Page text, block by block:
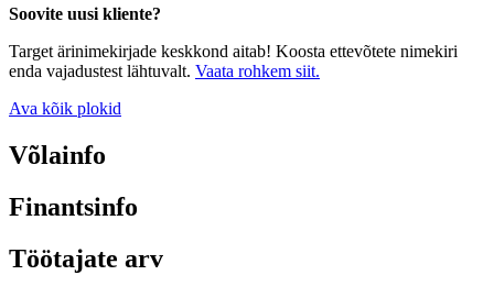
Soovite uusi kliente?
Target ärinimekirjade keskkond aitab! Koosta ettevõtete nimekiri
enda vajadustest lähtuvalt. Vaata rohkem siit.
Ava kõik plokid
Võlainfo
Finantsinfo
Töötajate arv